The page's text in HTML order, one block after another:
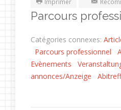
Imprimer
Parcours
Catégories connexes:
Parcours professionnel
Evènements
annonces/Anzeige
Abitreff